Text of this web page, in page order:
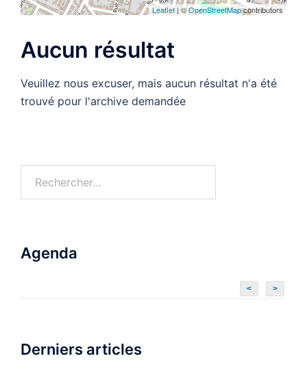
Leaflet | ©OpenStreetMapcontributors
Aucun résultat
Veuillez nous excuser, mais aucun résultat n'a été
trouvé pour l'archive demandée
Agenda
< >
Derniers articles